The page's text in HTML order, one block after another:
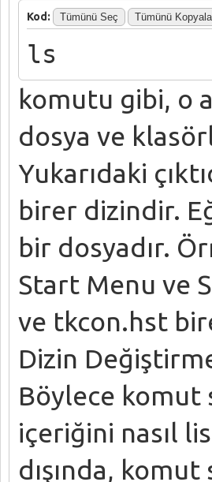
Kod: Tümünü Seç Tümünü Kopyala
ls
komutu gibi, o
dosya ve
Yukarıdaki
birer dizindir.
bir dosyadır.
Start Menu ve
ve tkcon.hst
Dizin
Böylece komut
içeriğini nasıl
dışında,